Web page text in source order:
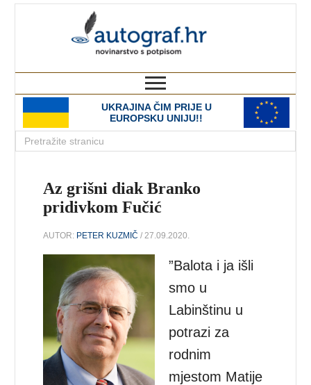
UKRAJINA ČIM PRIJE U
EUROPSKU UNIJU!!
Az grišni diak Branko
pridivkom Fučić
AUTOR: PETER KUZMIČ / 27.09.2020.
”Balota i ja išli
smo u
Labinštinu u
potrazi za
rodnim
mjestom Matije